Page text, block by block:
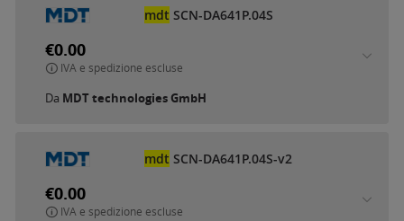
mdt SCN-DA641P.04S
€0.00
IVA e spedizione escluse
Da MDT technologies GmbH
mdt SCN-DA641P.04S-v2
€0.00
IVA e spedizione escluse